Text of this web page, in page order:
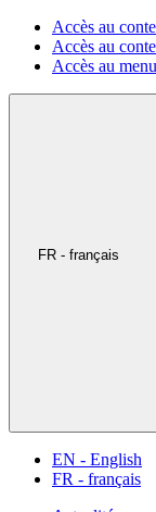
Accès au
Accès au
Accès au
FR - français
EN - English
FR - français